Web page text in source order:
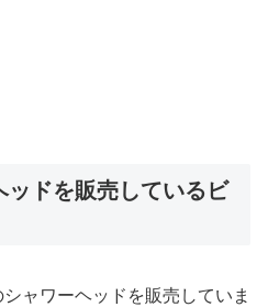
ッドを販売しているビ
ャワーヘッドを販売していま